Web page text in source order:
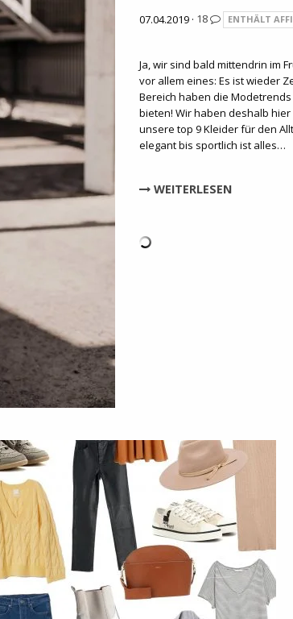
07.04.2019 · 18 ENTHÄLT
Ja, wir sind bald mittendrin im
vor allem eines: Es ist wieder
Bereich haben die
bieten! Wir haben deshalb
unsere top 9 Kleider für den
elegant bis sportlich ist alles…
WEITERLESEN